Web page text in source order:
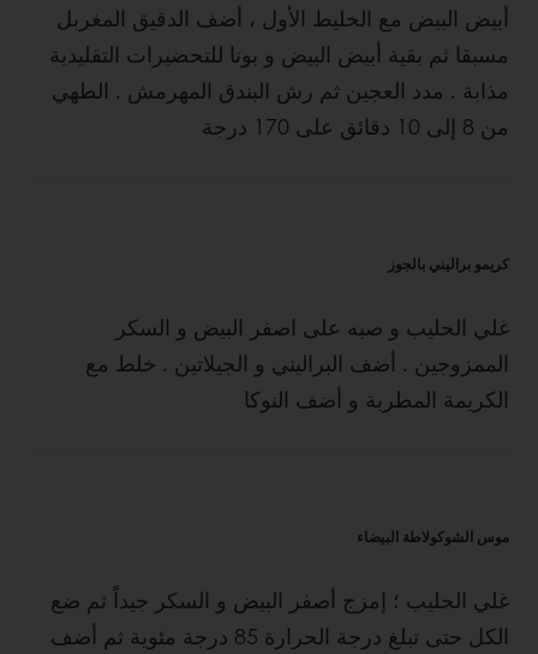
أبيض البيض مع الخليط الأول ، أضف الدقيق المغربل
مسبقا ثم بقية أبيض البيض و بونا للتحضيرات التقليدية
مذابة . مدد العجين ثم رش البندق المهرمش . الطهي
من 8 إلى 10 دقائق على 170 درجة
كريمو براليني بالجوز
غلي الحليب و صبه على اصفر البيض و السكر
الممزوجين . أضف البراليني و الجيلاتين . خلط مع
الكريمة المطربة و أضف النوكا
موس الشوكولاطة البيضاء
غلي الحليب ؛ إمزج أصفر البيض و السكر جيداً ثم ضع
الكل حتى تبلغ درجة الحرارة 85 درجة مئوية ثم أضف